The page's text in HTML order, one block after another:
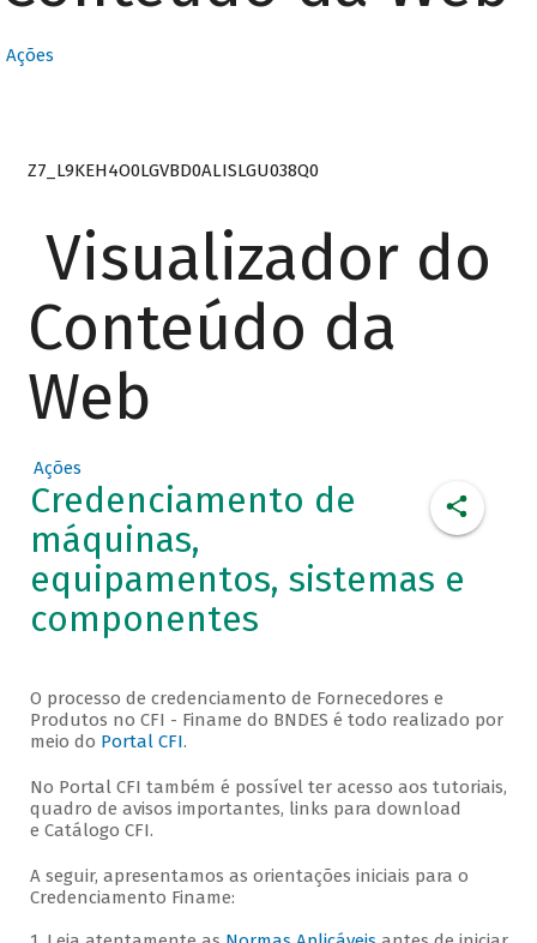
Ações
Z7_L9KEH4O0LGVBD0ALISLGU038Q0
Visualizador do
Conteúdo da
Web
Ações
Credenciamento de
máquinas,
equipamentos, sistemas e
componentes
O processo de credenciamento de Fornecedores e
Produtos no CFI - Finame do BNDES é todo realizado por
meio do Portal CFI.
No Portal CFI também é possível ter acesso aos tutoriais,
quadro de avisos importantes, links para download
e Catálogo CFI.
A seguir, apresentamos as orientações iniciais para o
Credenciamento Finame: